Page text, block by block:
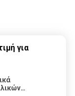
για